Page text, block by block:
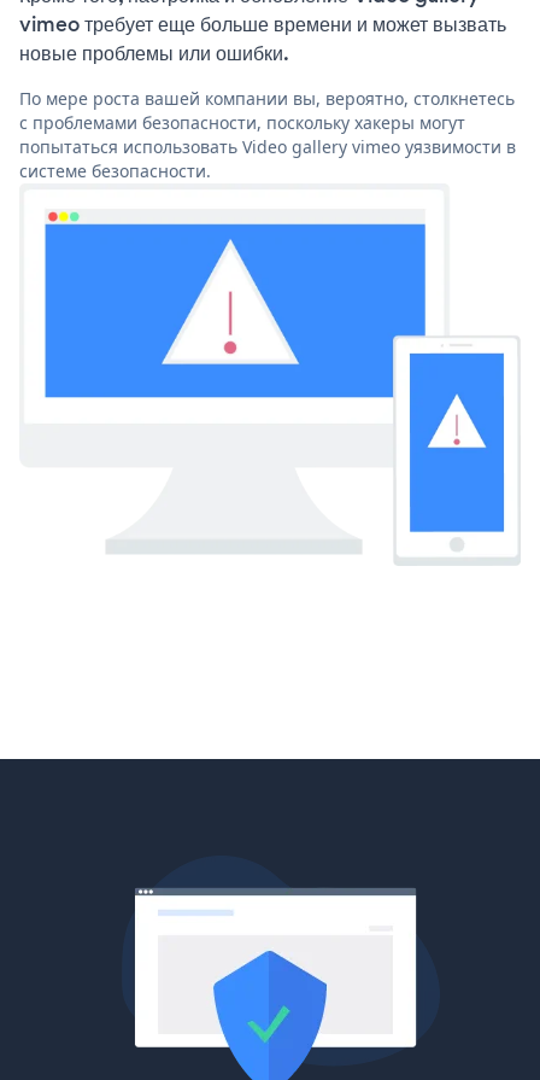
vimeo требует еще больше времени и может вызвать
новые проблемы или ошибки.
По мере роста вашей компании вы, вероятно, столкнетесь
с проблемами безопасности, поскольку хакеры могут
попытаться использовать Video gallery vimeo уязвимости в
системе безопасности.